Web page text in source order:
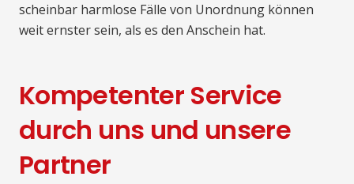
scheinbar harmlose Fälle von Unordnung können
weit ernster sein, als es den Anschein hat.
Kompetenter Service
durch uns und unsere
Partner